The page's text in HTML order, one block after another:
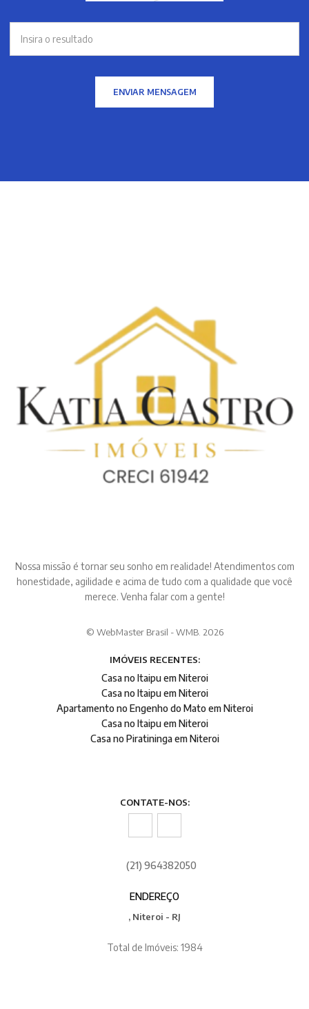
ENVIAR MENSAGEM
Nossa missão é tornar seu sonho em realidade! Atendimentos com
honestidade, agilidade e acima de tudo com a qualidade que você
merece. Venha falar com a gente!
© WebMaster Brasil - WMB. 2026
IMÓVEIS RECENTES:
Casa no Itaipu em Niteroi
Casa no Itaipu em Niteroi
Apartamento no Engenho do Mato em Niteroi
Casa no Itaipu em Niteroi
Casa no Piratininga em Niteroi
CONTATE-NOS:
(21) 964382050
ENDEREÇO
, Niteroi - RJ
Total de Imóveis: 1984